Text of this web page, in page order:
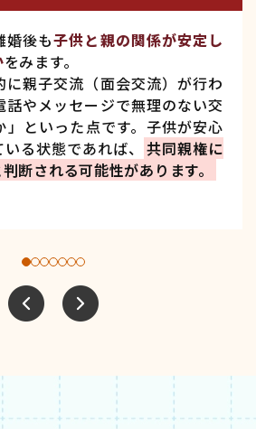
婚後も子供と親の関係が安定し
をみます。
親子交流（面会交流）が行わ
話やメッセージで無理のない交
」といった点です。子供が安心
る状態であれば、 共同親権に
断される可能性があります。